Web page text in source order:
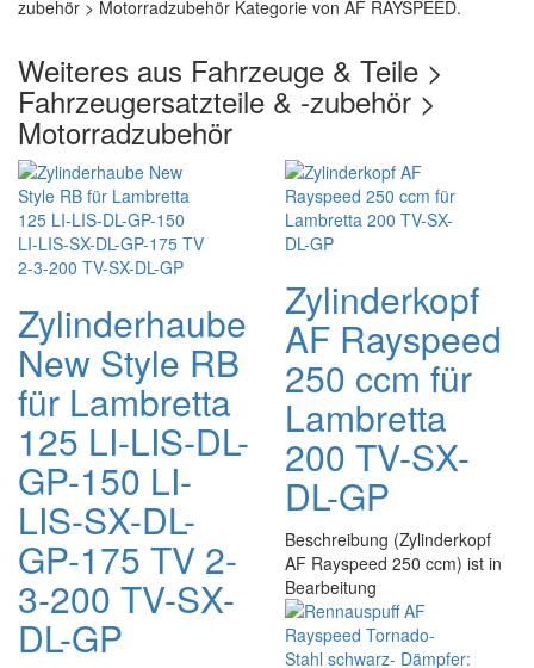
zubehör > Motorradzubehör Kategorie von AF RAYSPEED.
Weiteres aus Fahrzeuge & Teile >
Fahrzeugersatzteile & -zubehör >
Motorradzubehör
Zylinderhaube
New Style RB
für Lambretta
125 LI-LIS-DL-
GP-150 LI-
LIS-SX-DL-
GP-175 TV 2-
3-200 TV-SX-
DL-GP
Zylinderkopf
AF Rayspeed
250 ccm für
Lambretta
200 TV-SX-
DL-GP
Beschreibung (Zylinderkopf
AF Rayspeed 250 ccm) ist in
Bearbeitung